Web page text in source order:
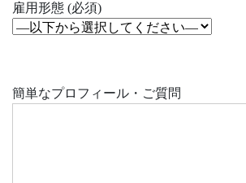
雇用形態 (必須)
簡単なプロフィール・ご質問